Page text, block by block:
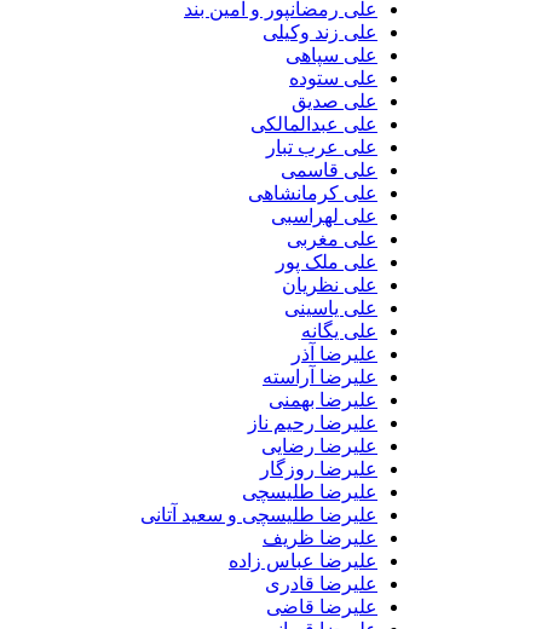
علی رمضانپور و آمین بند
علی زند وکیلی
علی سپاهی
علی ستوده
علی صدیق
علی عبدالمالکی
علی عرب تبار
علی قاسمی
علی کرمانشاهی
علی لهراسبی
علی مغربی
علی ملک پور
علی نظریان
علی یاسینی
علی یگانه
علیرضا آذر
علیرضا آراسته
علیرضا بهمنی
علیرضا رحیم ناز
علیرضا رضایی
علیرضا روزگار
علیرضا طلیسچی
علیرضا طلیسچی و سعید آتانی
علیرضا ظریف
علیرضا عباس زاده
علیرضا قادری
علیرضا قاضی